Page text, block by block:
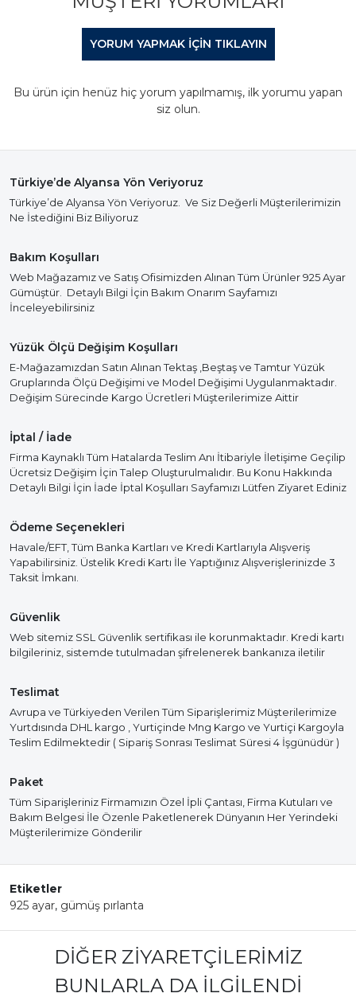
YORUM YAPMAK IÇIN TIKLAYIN
Bu ürün için henüz hiç yorum yapılmamış, ilk yorumu yapan
siz olun.
Türkiye’de Alyansa Yön Veriyoruz
Türkiye’de Alyansa Yön Veriyoruz. Ve Siz Değerli Müşterilerimizin
Ne İstediğini Biz Biliyoruz
Bakım Koşulları
Web Mağazamız ve Satış Ofisimizden Alınan Tüm Ürünler 925 Ayar
Gümüştür. Detaylı Bilgi İçin Bakım Onarım Sayfamızı
İnceleyebilirsiniz
Yüzük Ölçü Değişim Koşulları
E-Mağazamızdan Satın Alınan Tektaş ,Beştaş ve Tamtur Yüzük
Gruplarında Ölçü Değişimi ve Model Değişimi Uygulanmaktadır.
Değişim Sürecinde Kargo Ücretleri Müşterilerimize Aittir
İptal / İade
Firma Kaynaklı Tüm Hatalarda Teslim Anı İtibariyle İletişime Geçilip
Ücretsiz Değişim İçin Talep Oluşturulmalıdır. Bu Konu Hakkında
Detaylı Bilgi İçin İade İptal Koşulları Sayfamızı Lütfen Ziyaret Ediniz
Ödeme Seçenekleri
Havale/EFT, Tüm Banka Kartları ve Kredi Kartlarıyla Alışveriş
Yapabilirsiniz. Üstelik Kredi Kartı İle Yaptığınız Alışverişlerinizde 3
Taksit İmkanı.
Güvenlik
Web sitemiz SSL Güvenlik sertifikası ile korunmaktadır. Kredi kartı
bilgileriniz, sistemde tutulmadan şifrelenerek bankanıza iletilir
Teslimat
Avrupa ve Türkiyeden Verilen Tüm Siparişlerimiz Müşterilerimize
Yurtdısında DHL kargo , Yurtiçinde Mng Kargo ve Yurtiçi Kargoyla
Teslim Edilmektedir ( Sipariş Sonrası Teslimat Süresi 4 İşgünüdür )
Paket
Tüm Siparişleriniz Firmamızın Özel İpli Çantası, Firma Kutuları ve
Bakım Belgesi İle Özenle Paketlenerek Dünyanın Her Yerindeki
Müşterilerimize Gönderilir
Etiketler
925 ayar, gümüş pırlanta
DIĞER ZIYARETÇILERIMIZ
BUNLARLA DA İLGILENDI